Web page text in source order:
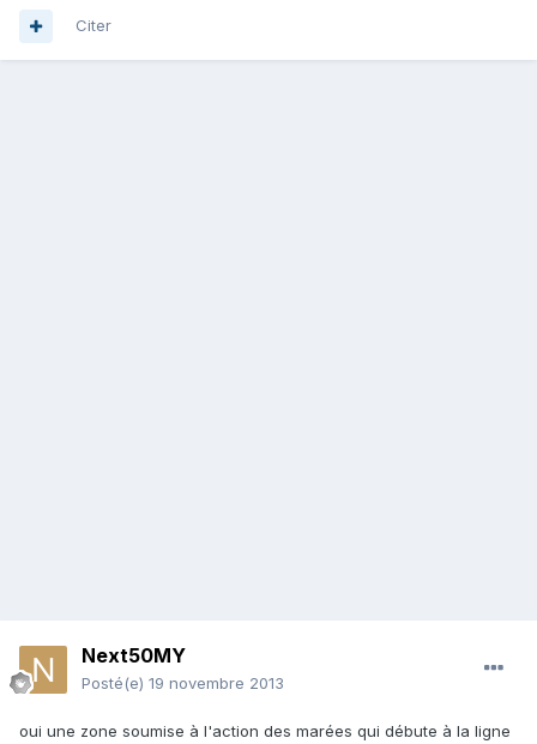
Citer
Next50MY
Posté(e) 19 novembre 2013
oui une zone soumise à l'action des marées qui débute à la ligne